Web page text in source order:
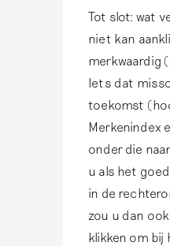
r
i
s
e
e
n
…
b
y
J
a
Tot slot: wat
niet kan
merkwaardig
Iets dat
toekomst
Merkenindex
onder die
u als het
in de
zou u dan
klikken om